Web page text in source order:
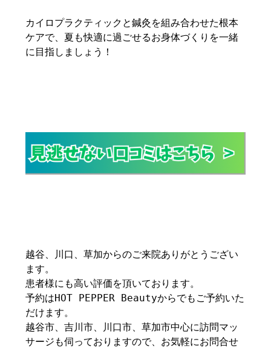
カイロプラクティックと鍼灸を組み合わせた根本
ケアで、夏も快適に過ごせるお身体づくりを一緒
に目指しましょう！
越谷、川口、草加からのご来院ありがとうござい
ます。
患者様にも高い評価を頂いております。
予約はHOT PEPPER Beautyからでもご予約いた
だけます。
越谷市、吉川市、川口市、草加市中心に訪問マッ
サージも伺っておりますので、お気軽にお問合せ